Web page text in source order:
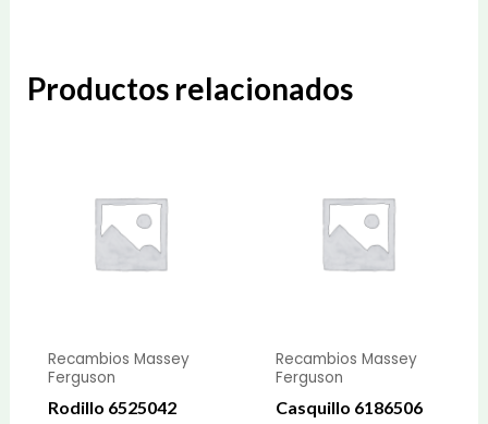
Productos relacionados
Recambios Massey
Ferguson
Rodillo 6525042
Recambios Massey
Ferguson
Casquillo 6186506